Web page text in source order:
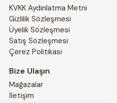
KVKK Aydınlatma Metni
Gizlilik Sözleşmesi
Üyelik Sözleşmesi
Satış Sözleşmesi
Çerez Politikası
Bize Ulaşın
Mağazalar
İletişim